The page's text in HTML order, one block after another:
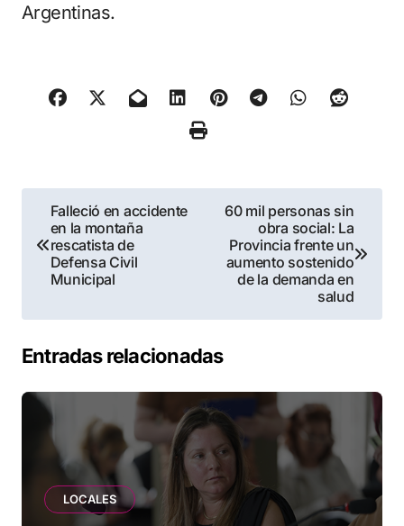
Argentinas.
Navegación
de
entradas
Falleció en accidente
en la montaña
rescatista de
Defensa Civil
Municipal
60 mil personas sin
obra social: La
Provincia frente un
aumento sostenido
de la demanda en
salud
Entradas relacionadas
LOCALES